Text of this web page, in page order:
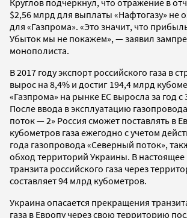
$2,56 млрд для выплаты «Нафтогазу» не
для «Газпрома». «Это значит, что
Убыток мы не покажем», — заявил
монополиста.
В 2017 году экспорт российского газа в
вырос на 8,4% и достиг 194,4 млрд
«Газпрома» на рынке ЕС выросла за год с
После ввода в эксплуатацию
поток — 2» Россия сможет поставлять в
кубометров газа ежегодно с учетом
года газопровода «Северный поток»,
обход территорий Украины. В
транзита российского газа через
составляет 94 млрд кубометров.
Украина опасается прекращения
газа в Европу через свою территорию